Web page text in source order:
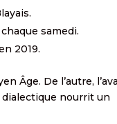
samedi.
2019.
Âge. De l’autre,
dialectique nourrit un